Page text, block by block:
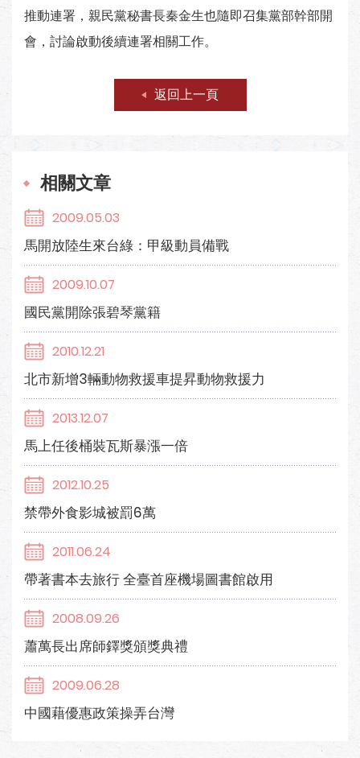
推動連署，親民黨秘書長秦金生也隨即召集黨部幹部開
會，討論啟動後續連署相關工作。
返回上一頁
相關文章
2009.05.03
馬開放陸生來台綠：甲級動員備戰
2009.10.07
國民黨開除張碧琴黨籍
2010.12.21
北市新增3輛動物救援車提昇動物救援力
2013.12.07
馬上任後桶裝瓦斯暴漲一倍
2012.10.25
禁帶外食影城被罰6萬
2011.06.24
帶著書本去旅行 全臺首座機場圖書館啟用
2008.09.26
蕭萬長出席師鐸獎頒獎典禮
2009.06.28
中國藉優惠政策操弄台灣